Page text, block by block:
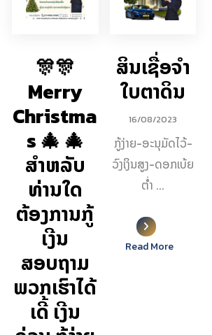
🎊🎊
Merry
Christma
s 🎄 🎄
ສຳຫລັບ
ທ່ານໃດ
ຕ້ອງການກູ້
ເງີນ
ສອບຖາມ
ພວກເຮົາໄດ້
ເດີ້ ເງີນ
ສິນເຊື່ອຈຳ
ໃບຕາດິນ
16/08/2023
ກູ້ງ່າຍ-ອະນຸມັດໄວ້-
ວົງເງິນສູງ-ດອກເບ້ຍ
ຕ່ຳ ...
Read More